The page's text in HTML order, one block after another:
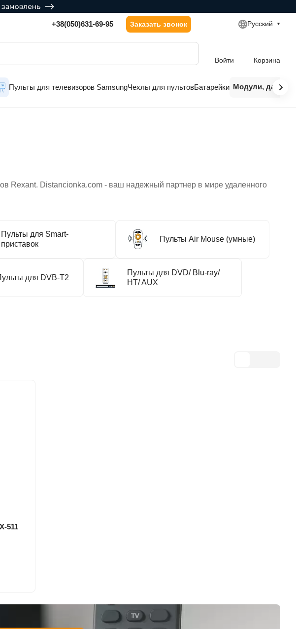
+38(050)631-69-95 Заказать звонок Русский
Войти Корзина
Пульты для телевизоров SamsungЧехлы для пультовБатарейки Модули,
Rexant. Distancionka.com - ваш надежный партнер в мире удаленного
Пульты для Smart-
приставок
Пульты Air Mouse (умные)
для DVB-T2
Пульты для DVD/ Blu-ray/
HT/ AUX
511